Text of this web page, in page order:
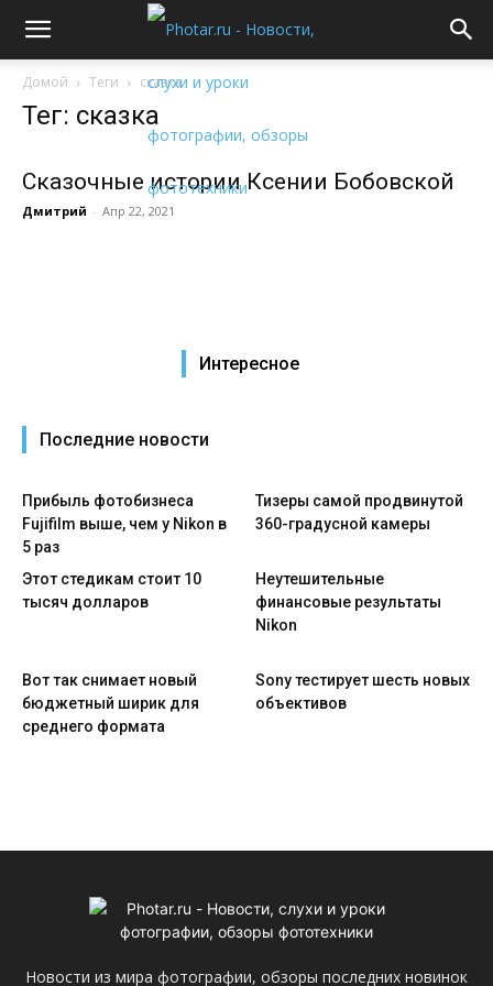
Домой Теги сказка
Тег: сказка
Сказочные истории Ксении Бобовской
Дмитрий - Апр 22, 2021
Интересное
Последние новости
Прибыль фотобизнеса
Fujifilm выше, чем у Nikon в
5 раз
Тизеры самой продвинутой
360-градусной камеры
Этот стедикам стоит 10
тысяч долларов
Неутешительные
финансовые результаты
Nikon
Вот так снимает новый
бюджетный ширик для
среднего формата
Sony тестирует шесть новых
объективов
Новости из мира фотографии, обзоры последних новинок